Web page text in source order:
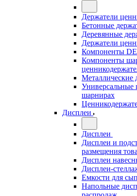
Держатели
Бетонные
Деревянные
Держатели
Компоненты
Компоненты
Металлические
Универсальные
шарнирах
Дисплеи
Дисплеи
Дисплеи и
размещения
Дисплеи
Дисплеи-
Емкости для
Напольные